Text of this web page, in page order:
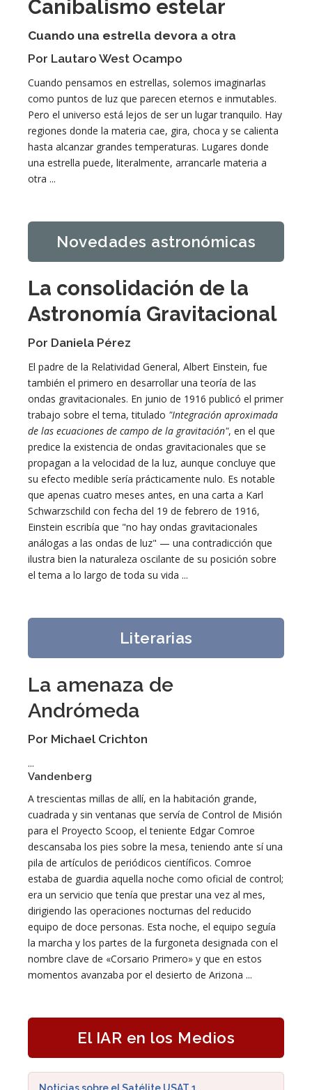
Canibalismo estelar
Cuando una estrella devora a otra
Por Lautaro West Ocampo
Cuando pensamos en estrellas, solemos imaginarlas
como puntos de luz que parecen eternos e inmutables.
Pero el universo está lejos de ser un lugar tranquilo. Hay
regiones donde la materia cae, gira, choca y se calienta
hasta alcanzar grandes temperaturas. Lugares donde
una estrella puede, literalmente, arrancarle materia a
otra ...
Novedades astronómicas
La consolidación de la
Astronomía Gravitacional
Por Daniela Pérez
El padre de la Relatividad General, Albert Einstein, fue
también el primero en desarrollar una teoría de las
ondas gravitacionales. En junio de 1916 publicó el primer
trabajo sobre el tema, titulado "Integración aproximada
de las ecuaciones de campo de la gravitación", en el que
predice la existencia de ondas gravitacionales que se
propagan a la velocidad de la luz, aunque concluye que
su efecto medible sería prácticamente nulo. Es notable
que apenas cuatro meses antes, en una carta a Karl
Schwarzschild con fecha del 19 de febrero de 1916,
Einstein escribía que "no hay ondas gravitacionales
análogas a las ondas de luz" — una contradicción que
ilustra bien la naturaleza oscilante de su posición sobre
el tema a lo largo de toda su vida ...
Literarias
La amenaza de
Andrómeda
Por Michael Crichton
...
Vandenberg
A trescientas millas de allí, en la habitación grande,
cuadrada y sin ventanas que servía de Control de Misión
para el Proyecto Scoop, el teniente Edgar Comroe
descansaba los pies sobre la mesa, teniendo ante sí una
pila de artículos de periódicos científicos. Comroe
estaba de guardia aquella noche como oficial de control;
era un servicio que tenía que prestar una vez al mes,
dirigiendo las operaciones nocturnas del reducido
equipo de doce personas. Esta noche, el equipo seguía
la marcha y los partes de la furgoneta designada con el
nombre clave de «Corsario Primero» y que en estos
momentos avanzaba por el desierto de Arizona ...
El IAR en los Medios